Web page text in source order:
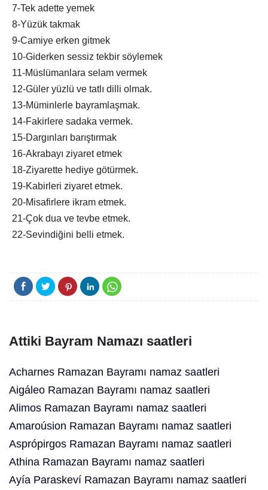
7-Tek adette yemek
8-Yüzük takmak
9-Camiye erken gitmek
10-Giderken sessiz tekbir söylemek
11-Müslümanlara selam vermek
12-Güler yüzlü ve tatlı dilli olmak.
13-Müminlerle bayramlaşmak.
14-Fakirlere sadaka vermek.
15-Dargınları barıştırmak
16-Akrabayı ziyaret etmek
18-Ziyarette hediye götürmek.
19-Kabirleri ziyaret etmek.
20-Misafirlere ikram etmek.
21-Çok dua ve tevbe etmek.
22-Sevindiğini belli etmek.
Attiki Bayram Namazı saatleri
Acharnes Ramazan Bayramı namaz saatleri
Aigáleo Ramazan Bayramı namaz saatleri
Alimos Ramazan Bayramı namaz saatleri
Amaroúsion Ramazan Bayramı namaz saatleri
Asprópirgos Ramazan Bayramı namaz saatleri
Athina Ramazan Bayramı namaz saatleri
Ayía Paraskeví Ramazan Bayramı namaz saatleri